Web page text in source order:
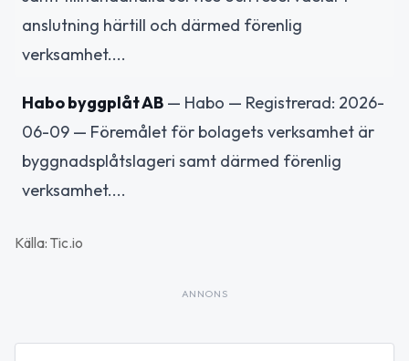
anslutning härtill och därmed förenlig
verksamhet....
Habo byggplåt AB — Habo — Registrerad: 2026-
06-09 — Föremålet för bolagets verksamhet är
byggnadsplåtslageri samt därmed förenlig
verksamhet....
Källa: Tic.io
ANNONS